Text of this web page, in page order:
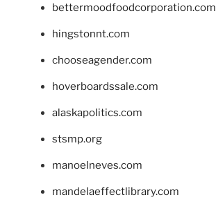
bettermoodfoodcorporation.com
hingstonnt.com
chooseagender.com
hoverboardssale.com
alaskapolitics.com
stsmp.org
manoelneves.com
mandelaeffectlibrary.com